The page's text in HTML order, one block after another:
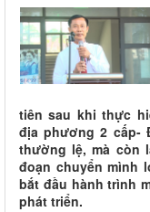
tiên sau khi thực
địa phương 2 cấp-
thường lệ, mà còn
đoạn chuyển mình
bắt đầu hành trình
phát triển.